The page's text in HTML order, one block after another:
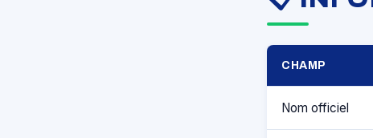
CHAMP
Nom officiel